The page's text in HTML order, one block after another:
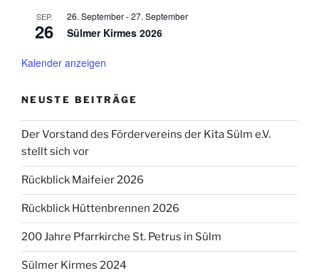
SEP.
26
26. September-27. September
Sülmer Kirmes 2026
Kalender anzeigen
NEUSTE BEITRÄGE
Der Vorstand des Fördervereins der Kita Sülm e.V.
stellt sich vor
Rückblick Maifeier 2026
Rückblick Hüttenbrennen 2026
200 Jahre Pfarrkirche St. Petrus in Sülm
Sülmer Kirmes 2024